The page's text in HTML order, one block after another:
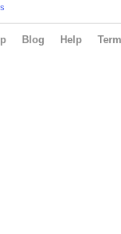
Blog Help